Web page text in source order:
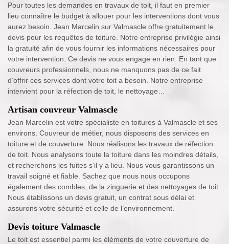
Pour toutes les demandes en travaux de toit, il faut en premier
lieu connaître le budget à allouer pour les interventions dont vous
aurez besoin. Jean Marcelin sur Valmascle offre gratuitement le
devis pour les requêtes de toiture. Notre entreprise privilégie ainsi
la gratuité afin de vous fournir les informations nécessaires pour
votre intervention. Ce devis ne vous engage en rien. En tant que
couvreurs professionnels, nous ne manquons pas de ce fait
d’offrir ces services dont votre toit a besoin. Notre entreprise
intervient pour la réfection de toit, le nettoyage…
Artisan couvreur Valmascle
Jean Marcelin est votre spécialiste en toitures à Valmascle et ses
environs. Couvreur de métier, nous disposons des services en
toiture et de couverture. Nous réalisons les travaux de réfection
de toit. Nous analysons toute la toiture dans les moindres détails,
et recherchons les fuites s’il y a lieu. Nous vous garantissons un
travail soigné et fiable. Sachez que nous nous occupons
également des combles, de la zinguerie et des nettoyages de toit.
Nous établissons un devis gratuit, un contrat sous délai et
assurons votre sécurité et celle de l’environnement.
Devis toiture Valmascle
Le toit est essentiel parmi les éléments de votre couverture de